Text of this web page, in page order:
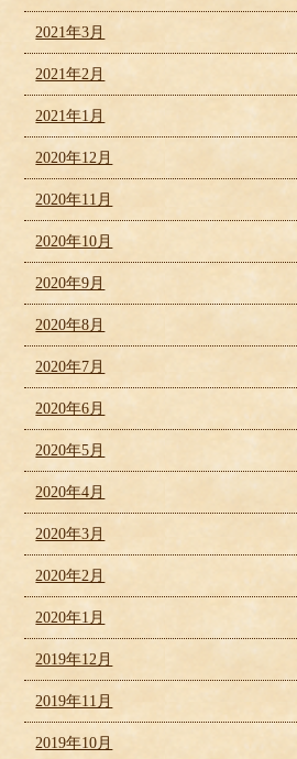
2021年3月
2021年2月
2021年1月
2020年12月
2020年11月
2020年10月
2020年9月
2020年8月
2020年7月
2020年6月
2020年5月
2020年4月
2020年3月
2020年2月
2020年1月
2019年12月
2019年11月
2019年10月